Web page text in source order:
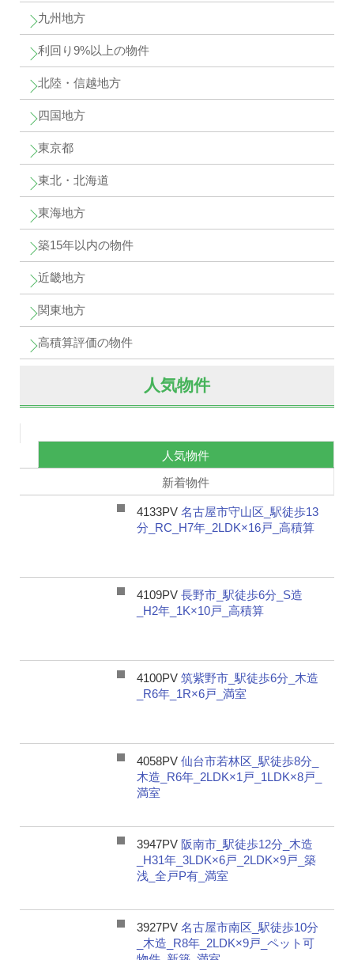
九州地方
利回り9%以上の物件
北陸・信越地方
四国地方
東京都
東北・北海道
東海地方
築15年以内の物件
近畿地方
関東地方
高積算評価の物件
人気物件
人気物件
新着物件
4133PV 名古屋市守山区_駅徒歩13
分_RC_H7年_2LDK×16戸_高積算
4109PV 長野市_駅徒歩6分_S造
_H2年_1K×10戸_高積算
4100PV 筑紫野市_駅徒歩6分_木造
_R6年_1R×6戸_満室
4058PV 仙台市若林区_駅徒歩8分_
木造_R6年_2LDK×1戸_1LDK×8戸_
満室
3947PV 阪南市_駅徒歩12分_木造
_H31年_3LDK×6戸_2LDK×9戸_築
浅_全戸P有_満室
3927PV 名古屋市南区_駅徒歩10分
_木造_R8年_2LDK×9戸_ペット可